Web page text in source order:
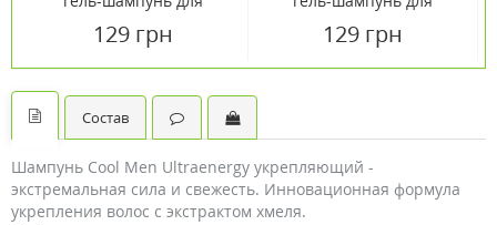
129 грн 129 грн
Состав
Шампунь Cool Men Ultraenergy укрепляющий -
экстремальная сила и свежесть. Инновационная формула
укрепления волос с экстрактом хмеля.